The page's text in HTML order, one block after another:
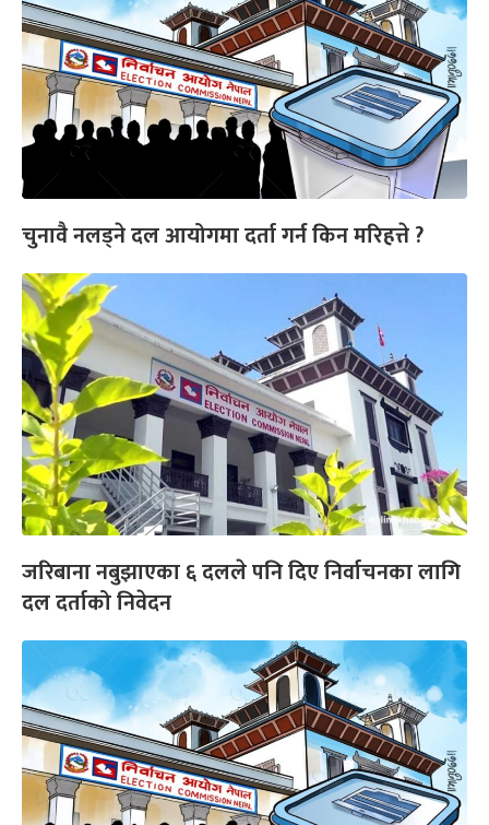
चुनावै नलड्ने दल आयोगमा दर्ता गर्न किन मरिहत्ते ?
जरिबाना नबुझाएका ६ दलले पनि दिए निर्वाचनका लागि
दल दर्ताको निवेदन